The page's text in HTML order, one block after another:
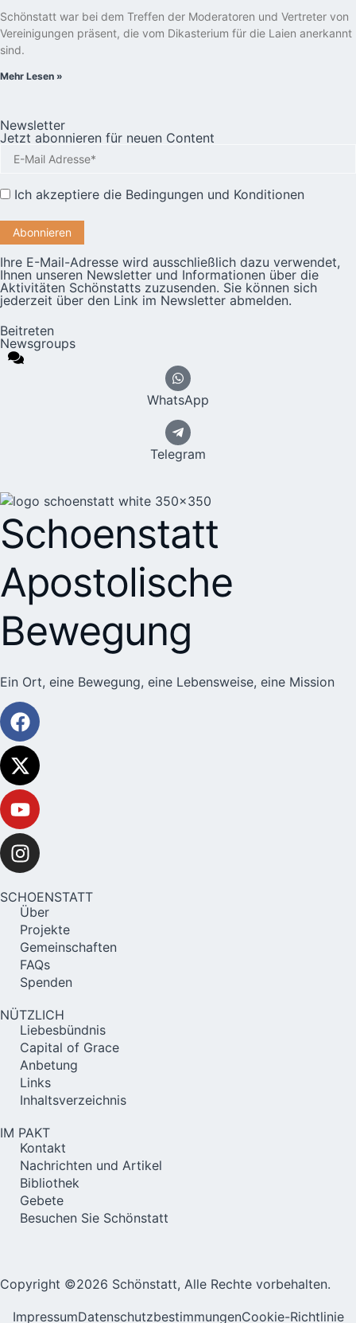
Schönstatt war bei dem Treffen der Moderatoren und Vertreter von
Vereinigungen präsent, die vom Dikasterium für die Laien anerkannt
sind.
Mehr Lesen »
Newsletter
Jetzt abonnieren für neuen Content
Ich akzeptiere die Bedingungen und Konditionen
Ihre E-Mail-Adresse wird ausschließlich dazu verwendet,
Ihnen unseren Newsletter und Informationen über die
Aktivitäten Schönstatts zuzusenden. Sie können sich
jederzeit über den Link im Newsletter abmelden.
Beitreten
Newsgroups
WhatsApp
Telegram
Schoenstatt
Apostolische
Bewegung
Ein Ort, eine Bewegung, eine Lebensweise, eine Mission
SCHOENSTATT
Über
Projekte
Gemeinschaften
FAQs
Spenden
NÜTZLICH
Liebesbündnis
Capital of Grace
Anbetung
Links
Inhaltsverzeichnis
IM PAKT
Kontakt
Nachrichten und Artikel
Bibliothek
Gebete
Besuchen Sie Schönstatt
Copyright ©2026 Schönstatt, Alle Rechte vorbehalten.
ImpressumDatenschutzbestimmungenCookie-Richtlinie